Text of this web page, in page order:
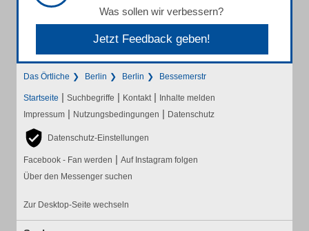
Was sollen wir verbessern?
Jetzt Feedback geben!
Das Örtliche Berlin Berlin Bessemerstr
Startseite | Suchbegriffe | Kontakt | Inhalte melden
Impressum | Nutzungsbedingungen | Datenschutz
Datenschutz-Einstellungen
Facebook - Fan werden | Auf Instagram folgen
Über den Messenger suchen
Zur Desktop-Seite wechseln